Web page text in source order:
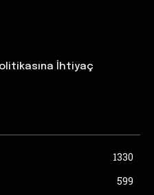
İhtiyaç
1330
599